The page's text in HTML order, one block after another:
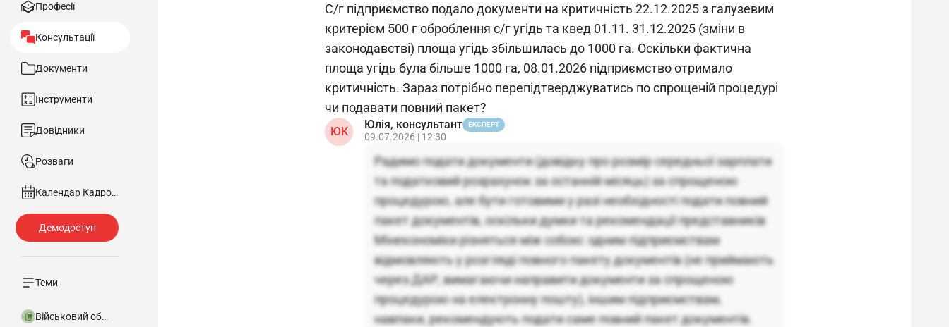
Професії
Консультації
Документи
Інструменти
Довідники
Розваги
Календар Кадровика
Теми
Військовий облік
С/г підприємство подало документи на критичність 22.12.2025 з галузевим
критерієм 500 г оброблення с/г угідь та квед 01.11. 31.12.2025 (зміни в
законодавстві) площа угідь збільшилась до 1000 га. Оскільки фактична
площа угідь була більше 1000 га, 08.01.2026 підприємство отримало
критичність. Зараз потрібно перепідтверджуватись по спрощеній процедурі
чи подавати повний пакет?
ЮК
Юлія, консультант ЕКСПЕРТ
09.07.2026 | 12:30
Радимо подати документи (довідку про розмір середньої зарплати
та податковий розрахунок за останній місяць) за спрощеною
процедурою, але бути готовими у разі необхідності подати повний
пакет документів, оскільки думки та рекомендації представників
Мінекономіки різняться між собою: одним підприємствам
відмовляють у розгляді повного пакету документів (не приймають
через ДАР, вимагаючи направити документи за спрощеною
процедурою на електронну пошту), іншим підприємствам,
навпаки, рекомендують подати саме повний пакет документів.